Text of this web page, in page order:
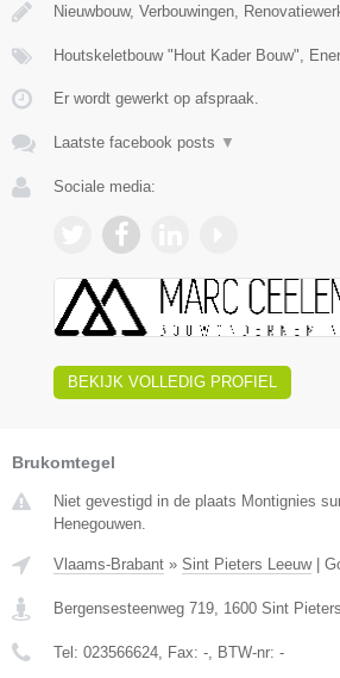
Nieuwbouw, Verbouwingen,
Houtskeletbouw "Hout Kader Bouw",
Er wordt gewerkt op afspraak.
Laatste facebook posts ▼
Sociale media:
BEKIJK VOLLEDIG PROFIEL
Brukomtegel
Niet gevestigd in de plaats Montignies
Henegouwen.
Vlaams-Brabant » Sint Pieters Leeuw|
Bergensesteenweg 719 1600 Sint
Tel: 023566624 , Fax: - , BTW-nr: -